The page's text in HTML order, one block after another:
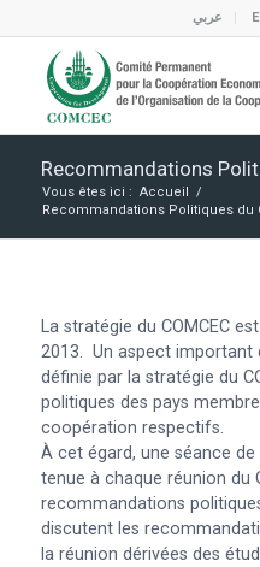
عربي
Recommandations
Vous êtes ici : Accueil /
Recommandations Politiques du
La stratégie du COMCEC
2013. Un aspect important
définie par la stratégie du
politiques des pays
coopération respectifs.
À cet égard, une séance
tenue à chaque réunion du
recommandations
discutent les
la réunion dérivées des